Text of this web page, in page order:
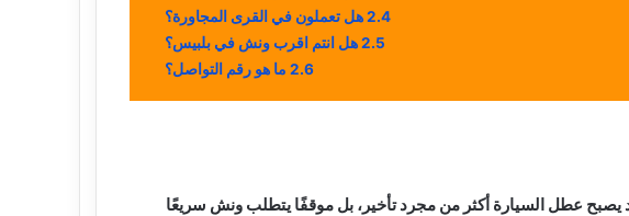
2.4هل تعملون في القرى المجاورة؟
2.5هل انتم اقرب ونش في بلبيس؟
2.6 ما هو رقم التواصل؟
يصبح عطل السيارة أكثر من مجرد تأخير، بل موقفًا يتطلب ونش سريعًا